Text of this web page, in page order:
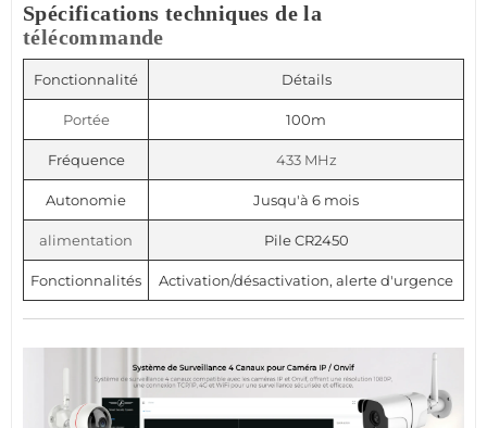
Spécifications techniques de la
télécommande
Fonctionnalité Détails
Portée 100m
Fréquence 433 MHz
Autonomie Jusqu'à 6 mois
alimentation Pile CR2450
Fonctionnalités Activation/désactivation, alerte d'urgence